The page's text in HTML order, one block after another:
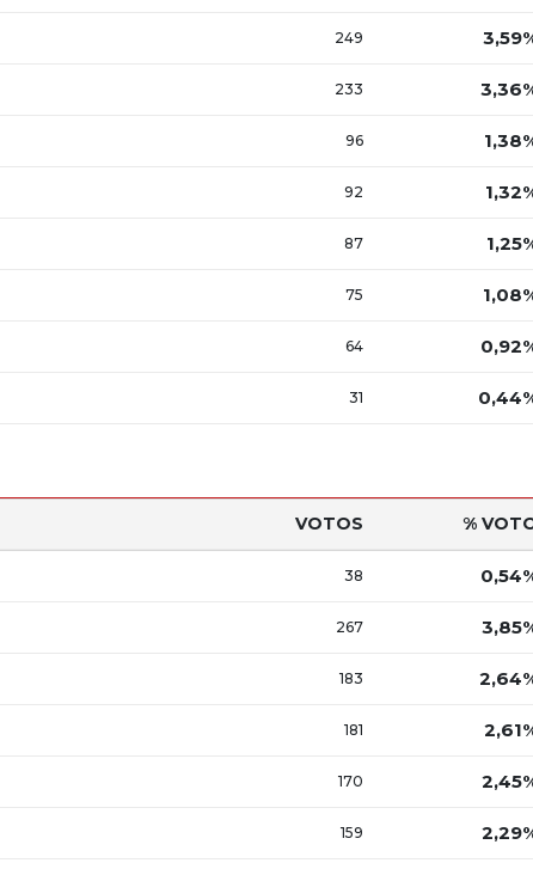
249
233
96
92
87
75
64
31
VOTOS %
38
267
183
181
170
159